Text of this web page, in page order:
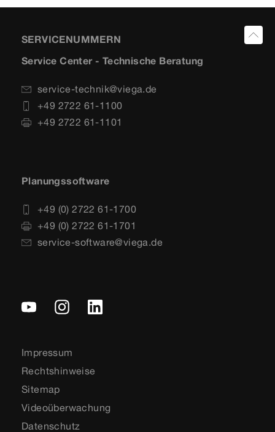
SERVICENUMMERN
Service Center - Technische Beratung
service-technik@viega.de
+49 2722 61-1100
+49 2722 61-1101
Planungssoftware
+49 (0) 2722 61-1700
+49 (0) 2722 61-1701
service-software@viega.de
Impressum
Rechtshinweise
Sitemap
Videoüberwachung
Datenschutz